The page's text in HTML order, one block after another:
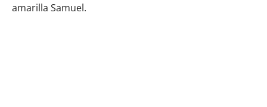
amarilla Samuel.